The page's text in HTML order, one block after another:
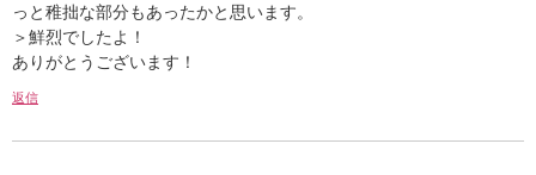
っと稚拙な部分もあったかと思います。
＞鮮烈でしたよ！
ありがとうございます！
返信